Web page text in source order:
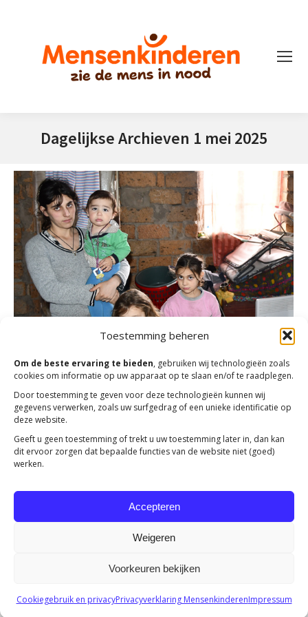
Toestemming beheren
Om de beste ervaring te bieden, gebruiken wij technologieën zoals
cookies om informatie op uw apparaat op te slaan en/of te raadplegen.
Door toestemming te geven voor deze technologieën kunnen wij
gegevens verwerken, zoals uw surfgedrag of een unieke identificatie op
deze website.
Geeft u geen toestemming of trekt u uw toestemming later in, dan kan
dit ervoor zorgen dat bepaalde functies van de website niet (goed)
werken.
Accepteren
Weigeren
Voorkeuren bekijken
Cookiegebruik en privacyPrivacyverklaring MensenkinderenImpressum
Dagelijkse Archieven 1 mei 2025
Zomer-Bijbel-Week
Acties ,Actueel DoorJolanda Heldoorn 1 mei 2025
Nagorno-Karabach moest verdedigen.